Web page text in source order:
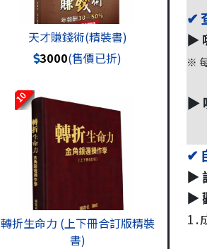
天才賺錢術(精裝書)
3000(售價已折)
10
轉折生命力 (上下冊合訂版精裝
書)
✔
▶️
※
▶️
✔
▶️
▶️
1.